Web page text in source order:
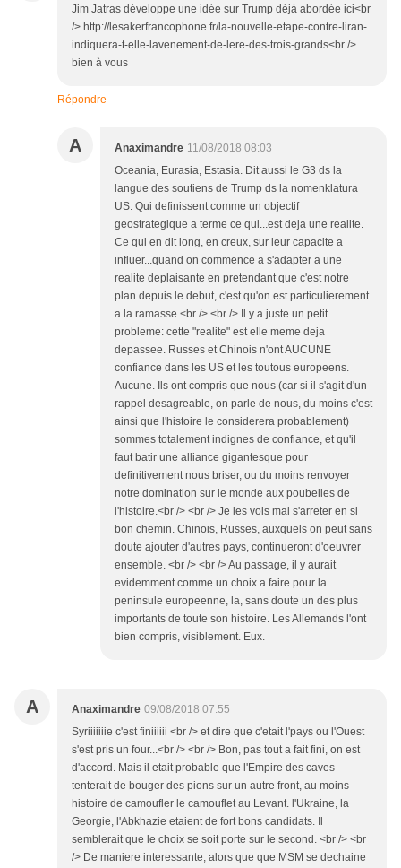
Jim Jatras développe une idée sur Trump déjà abordée ici<br
/> http://lesakerfrancophone.fr/la-nouvelle-etape-contre-liran-
indiquera-t-elle-lavenement-de-lere-des-trois-grands<br />
bien à vous
Répondre
A Anaximandre 11/08/2018 08:03
Oceania, Eurasia, Estasia. Dit aussi le G3 ds la
langue des soutiens de Trump ds la nomenklatura
US. Qui definissent comme un objectif
geostrategique a terme ce qui...est deja une realite.
Ce qui en dit long, en creux, sur leur capacite a
influer...quand on commence a s'adapter a une
realite deplaisante en pretendant que c'est notre
plan depuis le debut, c'est qu'on est particulierement
a la ramasse.<br /> <br /> Il y a juste un petit
probleme: cette "realite" est elle meme deja
depassee. Russes et Chinois n'ont AUCUNE
confiance dans les US et les toutous europeens.
Aucune. Ils ont compris que nous (car si il s'agit d'un
rappel desagreable, on parle de nous, du moins c'est
ainsi que l'histoire le considerera probablement)
sommes totalement indignes de confiance, et qu'il
faut batir une alliance gigantesque pour
definitivement nous briser, ou du moins renvoyer
notre domination sur le monde aux poubelles de
l'histoire.<br /> <br /> Je les vois mal s'arreter en si
bon chemin. Chinois, Russes, auxquels on peut sans
doute ajouter d'autres pays, continueront d'oeuvrer
ensemble. <br /> <br /> Au passage, il y aurait
evidemment comme un choix a faire pour la
peninsule europeenne, la, sans doute un des plus
importants de toute son histoire. Les Allemands l'ont
bien compris, visiblement. Eux.
A Anaximandre 09/08/2018 07:55
Syriiiiiiie c'est finiiiiii <br /> et dire que c'etait l'pays ou l'Ouest
s'est pris un four...<br /> <br /> Bon, pas tout a fait fini, on est
d'accord. Mais il etait probable que l'Empire des caves
tenterait de bouger des pions sur un autre front, au moins
histoire de camoufler le camouflet au Levant. l'Ukraine, la
Georgie, l'Abkhazie etaient de fort bons candidats. Il
semblerait que le choix se soit porte sur le second. <br /> <br
/> De maniere interessante, alors que que MSM se dechaine